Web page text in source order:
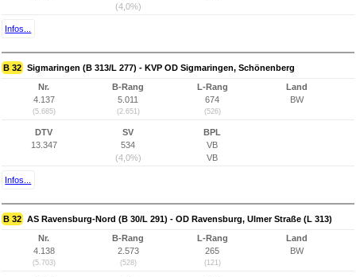
(4,0%)
Infos...
B 32 Sigmaringen (B 313/L 277) - KVP OD Sigmaringen, Schönenberg
Nr.
4.137
(5.685)
B-Rang
5.011
(2.651)
L-Rang
674
(526)
Land
BW
DTV
13.347
SV
534
(4,0%)
BPL
VB
VB
Infos...
B 32 AS Ravensburg-Nord (B 30/L 291) - OD Ravensburg, Ulmer Straße (L 313)
Nr.
4.138
(5.703)
B-Rang
2.573
(528)
L-Rang
265
(121)
Land
BW